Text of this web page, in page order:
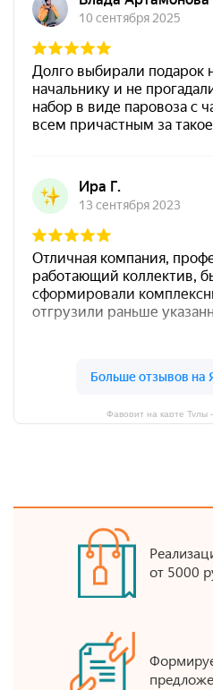
Фаворит на карте Тулы
от 5000